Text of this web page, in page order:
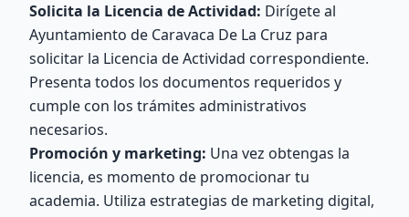
Solicita la Licencia de Actividad: Dirígete al
Ayuntamiento de Caravaca De La Cruz para
solicitar la Licencia de Actividad correspondiente.
Presenta todos los documentos requeridos y
cumple con los trámites administrativos
necesarios.
Promoción y marketing: Una vez obtengas la
licencia, es momento de promocionar tu
academia. Utiliza estrategias de marketing digital,